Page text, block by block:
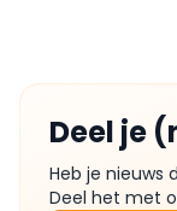
Deel je
Heb je nieuws
Deel het met